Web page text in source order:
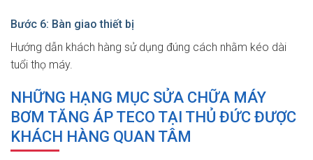
Bước 6: Bàn giao thiết bị
Hướng dẫn khách hàng sử dụng đúng cách nhằm kéo dài
tuổi thọ máy.
NHỮNG HẠNG MỤC SỬA CHỮA MÁY
BƠM TĂNG ÁP TECO TẠI THỦ ĐỨC ĐƯỢC
KHÁCH HÀNG QUAN TÂM